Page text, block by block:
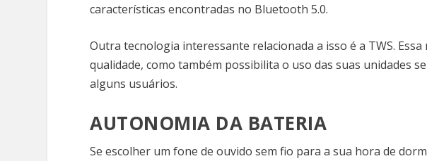
características encontradas no Bluetooth 5.0.
Outra tecnologia interessante relacionada a isso é a TWS.
qualidade, como também possibilita o uso das suas unidades
alguns usuários.
AUTONOMIA DA BATERIA
Se escolher um fone de ouvido sem fio para a sua hora de